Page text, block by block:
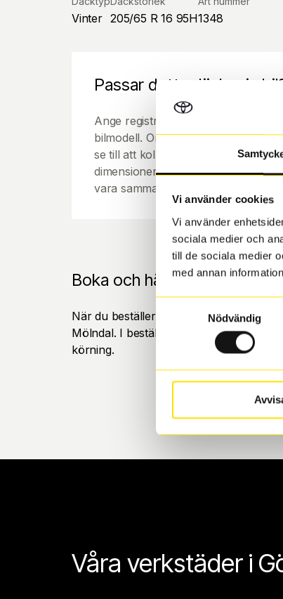
Vi använder cookies
Vi använder
sociala medier och
till de sociala medier
med annan
Nödvändig
Vinter 205/65 R 16 95H1348
Passar detta däck min
Ange registreringsnummer för att
bilmodell. Om du köper däck som
se till att kolla en extra gång så att
dimensioner. Ibland kan fälgen ha
vara samma dimension som bilen
Boka och hämta hos
När du beställer dina nya däck eller
Mölndal. I beställningen anger du
körning.
Våra verkstäder i